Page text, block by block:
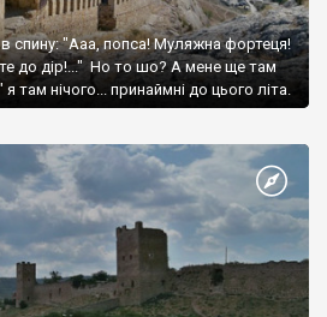
спину: "Ааа, попса! Муляжна фортеця!
до дір!..." Но то шо? А мене ще там
там нічого... принаймні до цього літа.